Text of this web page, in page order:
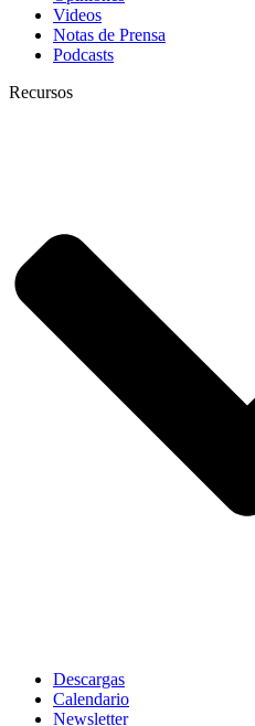
Videos
Notas de Prensa
Podcasts
Recursos
Descargas
Calendario
Newsletter